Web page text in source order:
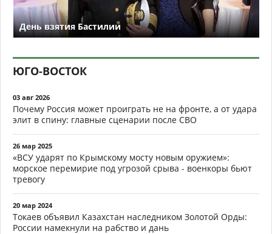
День взятия Бастилии
ЮГО-ВОСТОК
03 авг 2026
Почему Россия может проиграть не на фронте, а от удара
элит в спину: главные сценарии после СВО
26 мар 2025
«ВСУ ударят по Крымскому мосту новым оружием»:
морское перемирие под угрозой срыва - военкоры бьют
тревогу
20 мар 2024
Токаев объявил Казахстан наследником Золотой Орды:
России намекнули на рабство и дань